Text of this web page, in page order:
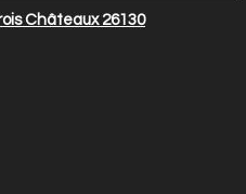
Châteaux 26130